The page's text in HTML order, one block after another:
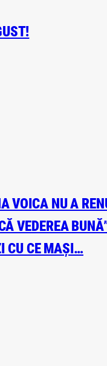
VOICA NU A
VEDEREA
CU CE MAȘI…